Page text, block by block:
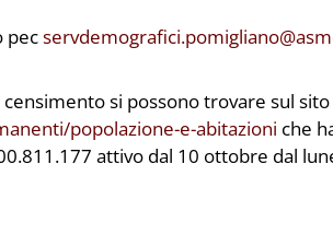
pec
si possono trovare sul sito
popolazione-e-abitazioni che
attivo dal 10 ottobre dal